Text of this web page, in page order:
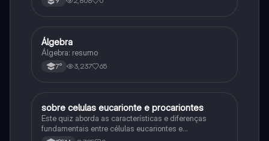
primeira guerra mundial
Matematica
Álgebra
Álgebra: resumo
7° 3,237 65
Biologia
sobre celulas eucarionte e procariontes
Este quiz aborda as características e diferenças
fundamentais entre células eucariontes e
procariontes.